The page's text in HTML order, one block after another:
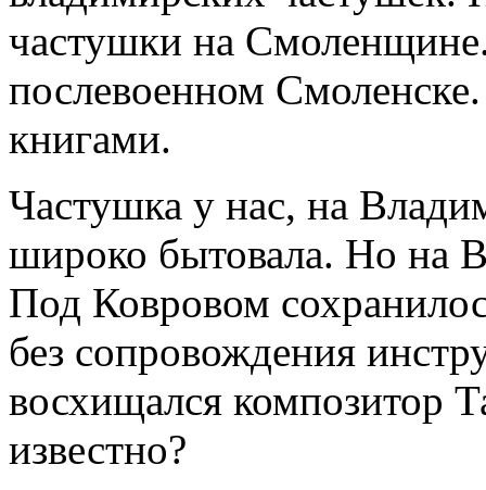
частушки на
послевоенном
книгами.
Частушка у нас, на
широко бытовала. Но на
Под Ковровом
без сопровождения
восхищался композитор
известно?